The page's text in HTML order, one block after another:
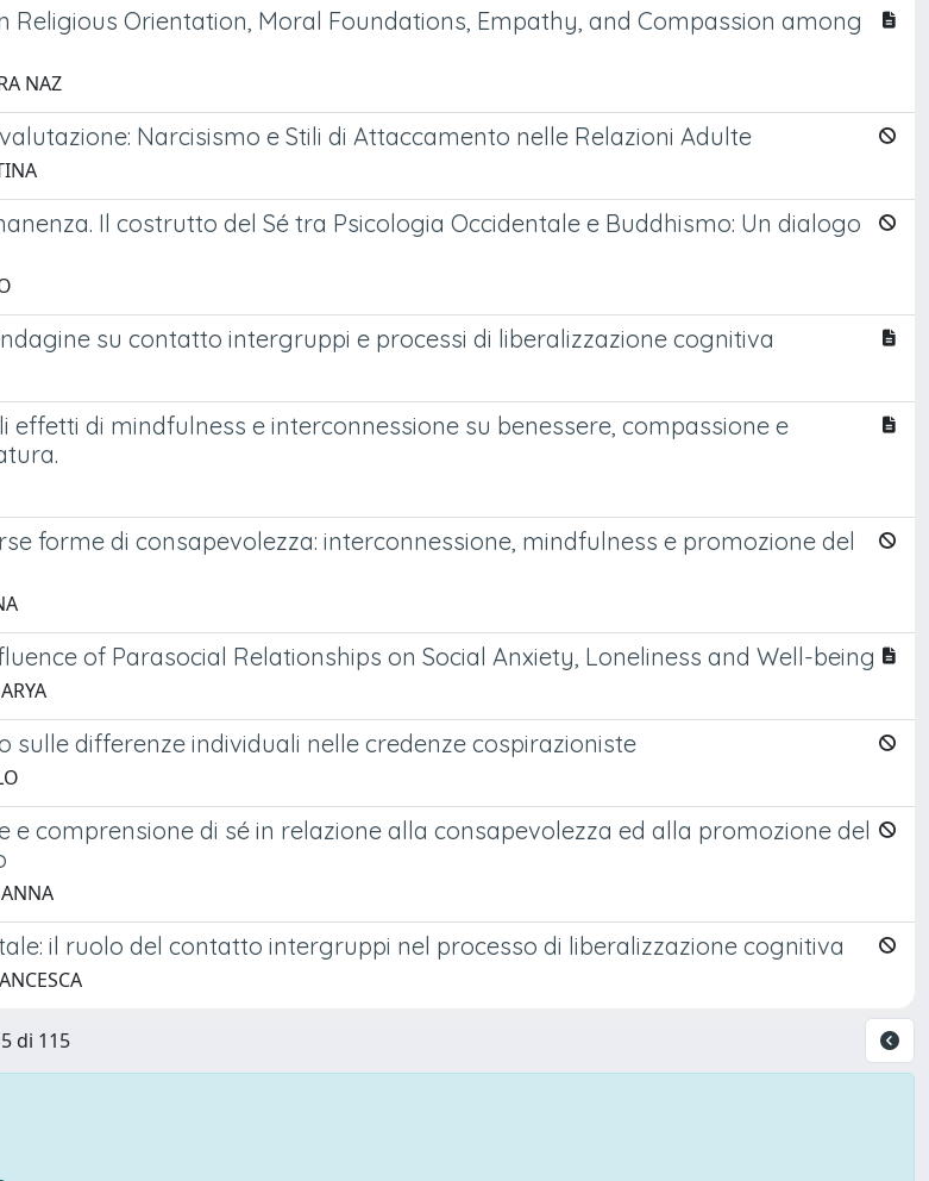
Religious Orientation, Moral Foundations, Empathy, and Compassion among
NAZ
Narcisismo e Stili di Attaccamento nelle Relazioni Adulte
Il costrutto del Sé tra Psicologia Occidentale e Buddhismo: Un dialogo
su contatto intergruppi e processi di liberalizzazione cognitiva
effetti di mindfulness e interconnessione su benessere, compassione e
forme di consapevolezza: interconnessione, mindfulness e promozione del
of Parasocial Relationships on Social Anxiety, Loneliness and Well-being
sulle differenze individuali nelle credenze cospirazioniste
e comprensione di sé in relazione alla consapevolezza ed alla promozione del
il ruolo del contatto intergruppi nel processo di liberalizzazione cognitiva
di 115